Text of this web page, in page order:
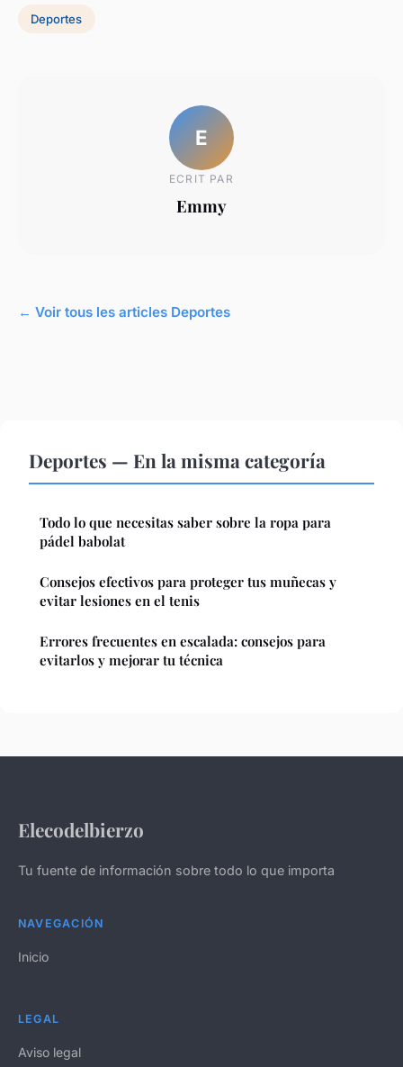
Deportes
E
ECRIT PAR
Emmy
← Voir tous les articles Deportes
Deportes — En la misma categoría
Todo lo que necesitas saber sobre la ropa para
pádel babolat
Consejos efectivos para proteger tus muñecas y
evitar lesiones en el tenis
Errores frecuentes en escalada: consejos para
evitarlos y mejorar tu técnica
Elecodelbierzo
Tu fuente de información sobre todo lo que importa
NAVEGACIÓN
Inicio
LEGAL
Aviso legal